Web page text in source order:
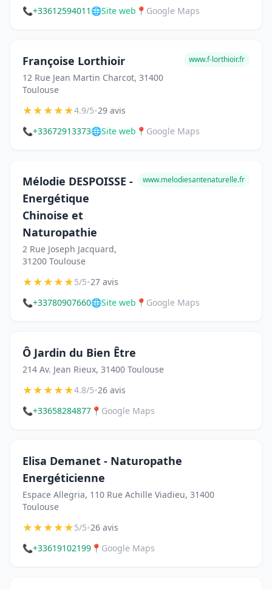
📞+33612594011 🌐Site web 📍 Google Maps
Françoise Lorthioir
12 Rue Jean Martin Charcot, 31400
Toulouse
www.f-lorthioir.fr
★★★★★4.9/5•29 avis
📞+33672913373🌐Site web 📍 Google Maps
Mélodie DESPOISSE -
Energétique
Chinoise et
Naturopathie
2 Rue Joseph Jacquard,
31200 Toulouse
www.melodiesantenaturelle.fr
★★★★★5/5•27 avis
📞+33780907660🌐Site web 📍 Google Maps
Ô Jardin du Bien Être
214 Av. Jean Rieux, 31400 Toulouse
★★★★★4.8/5•26 avis
📞+33658284877 📍 Google Maps
Elisa Demanet - Naturopathe
Energéticienne
Espace Allegria, 110 Rue Achille Viadieu, 31400
Toulouse
★★★★★5/5•26 avis
📞+33619102199 📍 Google Maps